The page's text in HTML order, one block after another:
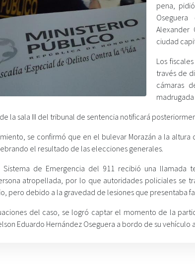
pena,
Alexander
ciudad
Los
través de
cámaras
la sala III del tribunal de sentencia notificará
se confirmó que en el bulevar Morazán a la
el resultado de las elecciones generales.
Sistema de Emergencia del 911 recibió una llamada
atropellada, por lo que autoridades policiales se
pero debido a la gravedad de lesiones que presentaba
del caso, se logró captar el momento de la
Eduardo Hernández Oseguera a bordo de su